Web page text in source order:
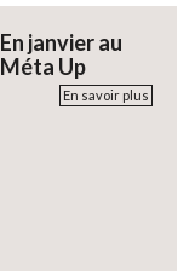
En janvier au
Méta Up
En savoir plus